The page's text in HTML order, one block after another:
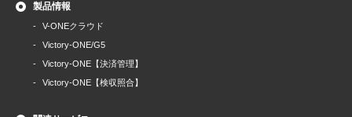
製品情報
V-ONEクラウド
Victory-ONE/G5
Victory-ONE【決済管理】
Victory-ONE【検収照合】